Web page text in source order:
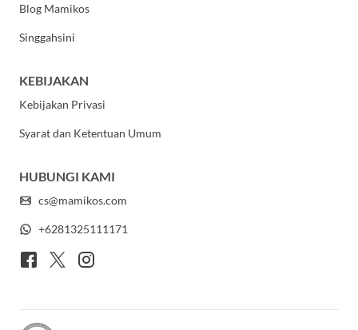
Blog Mamikos
Singgahsini
KEBIJAKAN
Kebijakan Privasi
Syarat dan Ketentuan Umum
HUBUNGI KAMI
cs@mamikos.com
+6281325111171